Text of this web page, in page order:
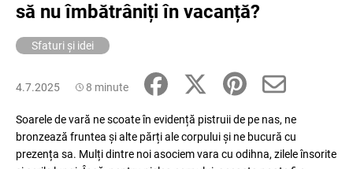
să nu îmbătrâniți în vacanță?
Sfaturi și idei
4.7.2025 8 minute
Soarele de vară ne scoate în evidență pistruii de pe nas, ne
bronzează fruntea și alte părți ale corpului și ne bucură cu
prezența sa. Mulți dintre noi asociem vara cu odihna, zilele însorite